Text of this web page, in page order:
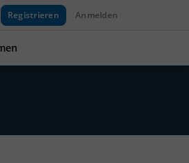
Registrieren Anmelden